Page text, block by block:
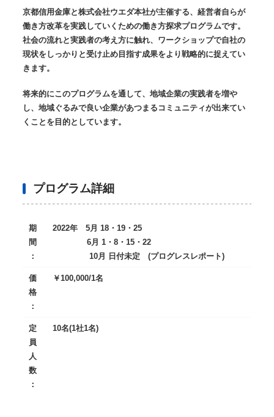
京都信用金庫と株式会社ウエダ本社が主催する、経営者自らが
働き方改革を実践していくための働き方探求プログラムです。
社会の流れと実践者の考え方に触れ、ワークショップで自社の
現状をしっかりと受け止め目指す成果をより戦略的に捉えてい
きます。
将来的にこのプログラムを通して、地域企業の実践者を増や
し、地域ぐるみで良い企業があつまるコミュニティが出来てい
くことを目的としています。
プログラム詳細
期
間
：
2022年5月 18 ・19 ・25
6月 1 ・8 ・15 ・22
10月 日付未定(プログレスレポート)
価
格
：
￥100,000/1名
定
員
人
数
：
10名(1社1名)